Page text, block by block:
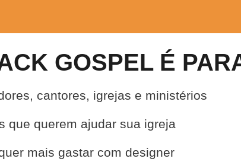
GOSPEL É
cantores, igrejas e ministérios
que querem ajudar sua igreja
mais gastar com designer